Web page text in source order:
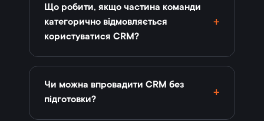
Що робити, якщо частина команди
категорично відмовляється
користуватися CRM?
Чи можна впровадити CRM без
підготовки?